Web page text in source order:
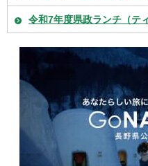
令和7年度県政ランチ（テ